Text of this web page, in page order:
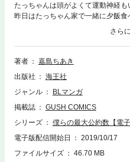
たっちゃんは頭がよくて運動神経も
昨日はたっちゃん家で一緒に夕飯
た……んだけど、我慢できずに三回
一生童貞じゃねーか!! つべこべ言
ろ！」とひどく怒られてしまった
らいやらないと満足できないよぉ
著者
嘉島ちあき
出版社
海王社
ジャンル
BLマンガ
掲載誌
GUSH COMICS
シリーズ
僕らの最大公約数【電
電子版配信開始日
2019/10/17
ファイルサイズ
46.70 MB